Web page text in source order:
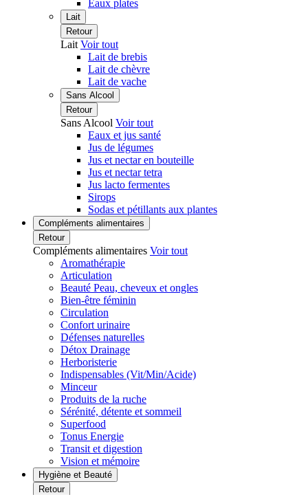
Eaux plates
Lait
Retour
Lait Voir tout
Lait de brebis
Lait de chèvre
Lait de vache
Sans Alcool
Retour
Sans Alcool Voir tout
Eaux et jus santé
Jus de légumes
Jus et nectar en bouteille
Jus et nectar tetra
Jus lacto fermentes
Sirops
Sodas et pétillants aux plantes
Compléments alimentaires
Retour
Compléments alimentaires Voir tout
Aromathérapie
Articulation
Beauté Peau, cheveux et ongles
Bien-être féminin
Circulation
Confort urinaire
Défenses naturelles
Détox Drainage
Herboristerie
Indispensables (Vit/Min/Acide)
Minceur
Produits de la ruche
Sérénité, détente et sommeil
Superfood
Tonus Energie
Transit et digestion
Vision et mémoire
Hygiène et Beauté
Retour